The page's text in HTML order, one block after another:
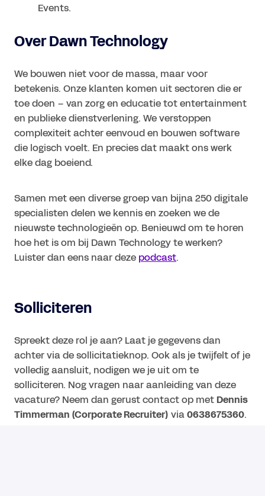
Events.
Over Dawn Technology
We bouwen niet voor de massa, maar voor
betekenis. Onze klanten komen uit sectoren die er
toe doen – van zorg en educatie tot entertainment
en publieke dienstverlening. We verstoppen
complexiteit achter eenvoud en bouwen software
die logisch voelt. En precies dat maakt ons werk
elke dag boeiend.
Samen met een diverse groep van bijna 250 digitale
specialisten delen we kennis en zoeken we de
nieuwste technologieën op. Benieuwd om te horen
hoe het is om bij Dawn Technology te werken?
Luister dan eens naar deze podcast.
Solliciteren
Spreekt deze rol je aan? Laat je gegevens dan
achter via de sollicitatieknop. Ook als je twijfelt of je
volledig aansluit, nodigen we je uit om te
solliciteren. Nog vragen naar aanleiding van deze
vacature? Neem dan gerust contact op met Dennis
Timmerman (Corporate Recruiter) via0638675360.